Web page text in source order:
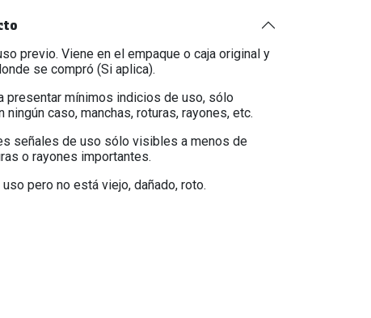
previo. Viene en el empaque o caja original y
se compró (Si aplica).
presentar mínimos indicios de uso, sólo
caso, manchas, roturas, rayones, etc.
señales de uso sólo visibles a menos de
o rayones importantes.
pero no está viejo, dañado, roto.